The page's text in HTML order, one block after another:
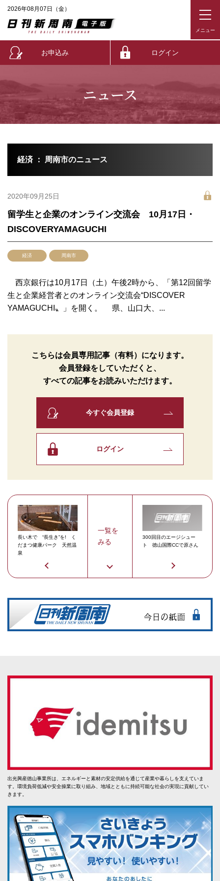
2026年08月07日（金）
お申込み ログイン
ニュース
経済 ： 周南市のニュース
2020年09月25日
留学生と企業のオンライン交流会 10月17日・
DISCOVERYAMAGUCHI
経済 周南市
西京銀行は10月17日（土）午後2時から、「第12回留学
生と企業経営者とのオンライン交流会“DISCOVER
YAMAGUCHI〟」を開く。 県、山口大、...
こちらは会員専用記事（有料）になります。
会員登録をしていただくと、
すべての記事をお読みいただけます。
今すぐ会員登録
ログイン
長い木で “長生き”を! く
だまつ健康パーク 天然温
泉
一覧を
みる
300回目のエージシュー
ト 徳山国際CCで原さん
出光興産徳山事業所は、エネルギーと素材の安定供給を通じて産業や暮らしを支えていま
す。環境負荷低減や安全操業に取り組み、地域とともに持続可能な社会の実現に貢献してい
きます。